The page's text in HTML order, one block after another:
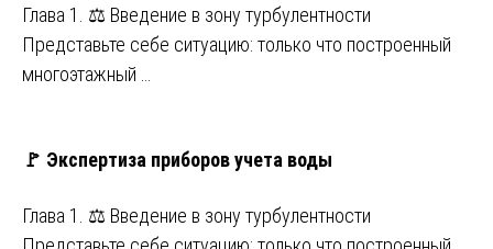
Глава 1. ⚖️ Введение в зону турбулентности
Представьте себе ситуацию: только что построенный
многоэтажный …
🚩 Экспертиза приборов учета воды
Глава 1. ⚖️ Введение в зону турбулентности